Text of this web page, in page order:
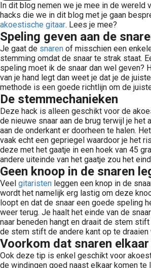
In dit blog nemen we je mee in de wereld
hacks die we in dit blog met je gaan
akoestische gitaar. Lees je mee?
Speling geven aan de
Je gaat de snaren of misschien een
stemming omdat de snaar te strak staat.
speling moet ik de snaar dan wel geven?
van je hand legt dan weet je dat je de
methode is een goede richtlijn om de
De stemmechanieken
Deze hack is alleen geschikt voor de
de nieuwe snaar aan de brug terwijl je
aan de onderkant er doorheen te halen.
vaak echt een gepriegel waardoor je het
deze met het gaatje in een hoek van 45
andere uiteinde van het gaatje zou het
Geen knoop in de snaren
Veel gitaristen leggen een knop in de
wordt het namelijk erg lastig om deze
loopt en dat de snaar een goede speling
weer terug. Je haalt het einde van de
naar beneden hangt en draait de stem
de stem stift de andere kant op te draaien
Voorkom dat snaren
Ook deze tip is enkel geschikt voor
de windingen goed naast elkaar komen